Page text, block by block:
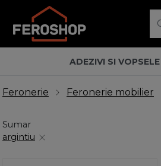
ADEZIVI SI VOPSELE
Feronerie Feronerie mobilier
Sumar
argintiu